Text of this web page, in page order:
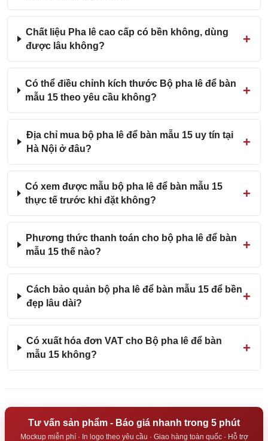
Chất liệu Pha lê cao cấp có bền không, dùng
được lâu không?
Có thể điều chỉnh kích thước Bộ pha lê để bàn
mẫu 15 theo yêu cầu không?
Địa chỉ mua bộ pha lê để bàn mẫu 15 uy tín tại
Hà Nội ở đâu?
Có xem được mẫu bộ pha lê để bàn mẫu 15
thực tế trước khi đặt không?
Phương thức thanh toán cho bộ pha lê để bàn
mẫu 15 thế nào?
Cách bảo quản bộ pha lê để bàn mẫu 15 để bền
đẹp lâu dài?
Có xuất hóa đơn VAT cho Bộ pha lê để bàn
mẫu 15 không?
Tư vấn sản phẩm - Báo giá nhanh trong 5 phút
Mockup miễn phí · In logo theo yêu cầu · Giao hàng toàn quốc · Hỗ trợ